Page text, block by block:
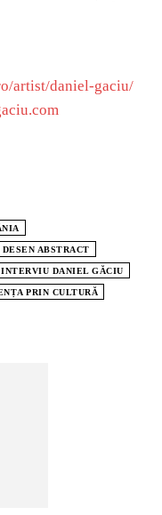
artist/daniel-gaciu/
DESEN ABSTRACT
INTERVIU DANIEL GĂCIU
PRIN CULTURĂ